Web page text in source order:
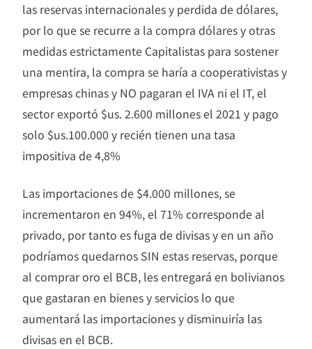
las reservas internacionales y perdida de dólares,
por lo que se recurre a la compra dólares y otras
medidas estrictamente Capitalistas para sostener
una mentira, la compra se haría a cooperativistas y
empresas chinas y NO pagaran el IVA ni el IT, el
sector exportó $us. 2.600 millones el 2021 y pago
solo $us.100.000 y recién tienen una tasa
impositiva de 4,8%
Las importaciones de $4.000 millones, se
incrementaron en 94%, el 71% corresponde al
privado, por tanto es fuga de divisas y en un año
podríamos quedarnos SIN estas reservas, porque
al comprar oro el BCB, les entregará en bolivianos
que gastaran en bienes y servicios lo que
aumentará las importaciones y disminuiría las
divisas en el BCB.